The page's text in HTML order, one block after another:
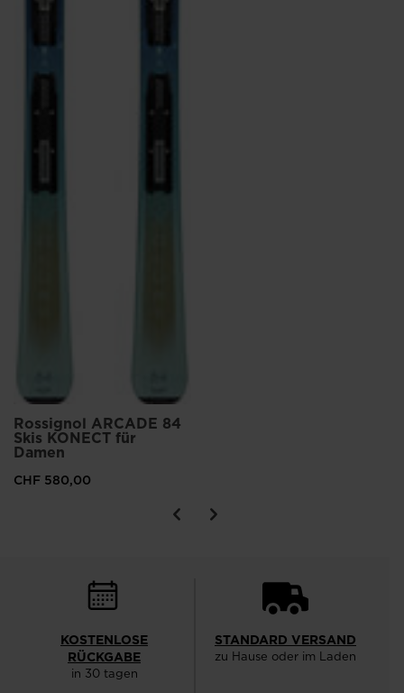
Rossignol ARCADE 84
Skis KONECT für
Damen
CHF 580,00
KOSTENLOSE
RÜCKGABE
in 30 tagen
STANDARD VERSAND
zu Hause oder im Laden